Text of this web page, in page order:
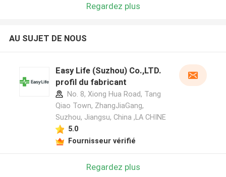
Regardez plus
AU SUJET DE NOUS
Easy Life (Suzhou) Co.,LTD.
profil du fabricant
No. 8, Xiong Hua Road, Tang
Qiao Town, ZhangJiaGang,
Suzhou, Jiangsu, China ,LA CHINE
5.0
Fournisseur vérifié
Regardez plus